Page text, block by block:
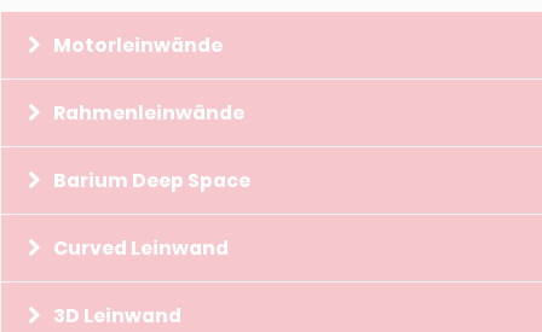
Motorleinwände
Rahmenleinwände
Barium Deep Space
Curved Leinwand
3D Leinwand